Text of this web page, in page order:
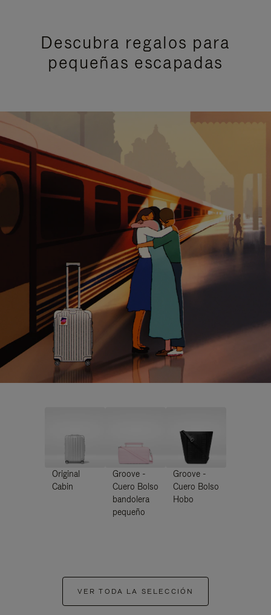
Descubra regalos para
pequeñas escapadas
Original
Cabin
Groove -
Cuero Bolso
bandolera
pequeño
Groove -
Cuero Bolso
Hobo
VER TODA LA SELECCIÓN